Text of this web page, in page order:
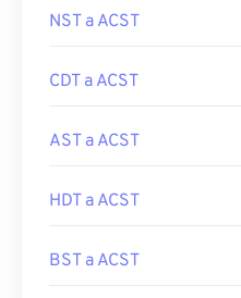
NST a ACST
CDT a ACST
AST a ACST
HDT a ACST
BST a ACST